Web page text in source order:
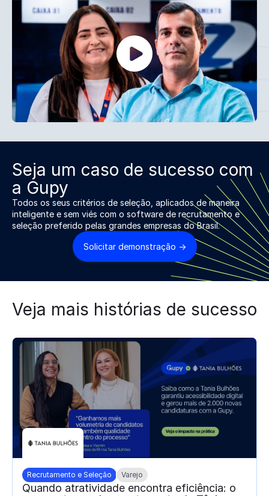
Seja um caso de sucesso com
a Gupy
Todos os seus critérios de seleção, aplicados de maneira
inteligente e sem viés com o software de recrutamento e
seleção preferido pelas grandes empresas do Brasil.
Solicitar demonstração →
Veja mais histórias de sucesso
Recrutamento e Seleção Varejo
Quando atratividade encontra eficiência: o